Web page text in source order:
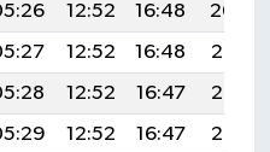
12:52 16:48
20:09
12:52 16:48
20:08
12:52 16:47
20:07
12:52 16:47
20:06